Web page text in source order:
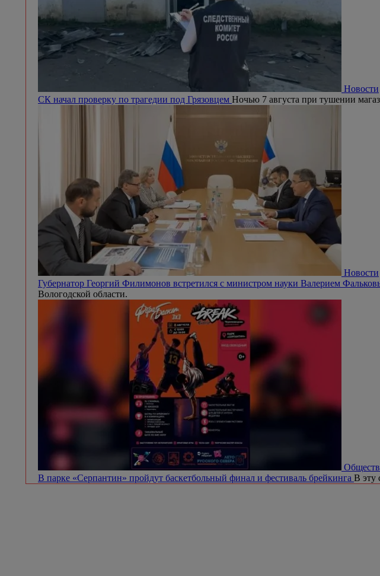
Новости
СК начал проверку по трагедии под Грязовцем Ночью 7 августа при тушении
Новости
Губернатор Георгий Филимонов встретился с министром науки Валерием
Вологодской области.
В парке «Серпантин» пройдут баскетбольный финал и фестиваль брейкинга В эту